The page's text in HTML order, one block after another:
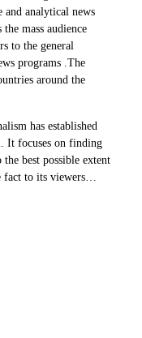
and analytical news
mass audience
to the general
programs .The
around the
has established
It focuses on finding
best possible extent
fact to its viewers…